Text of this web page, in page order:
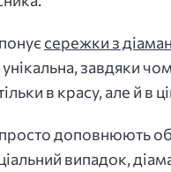
сережки з
завдяки
в красу, але й
доповнюють
випадок,